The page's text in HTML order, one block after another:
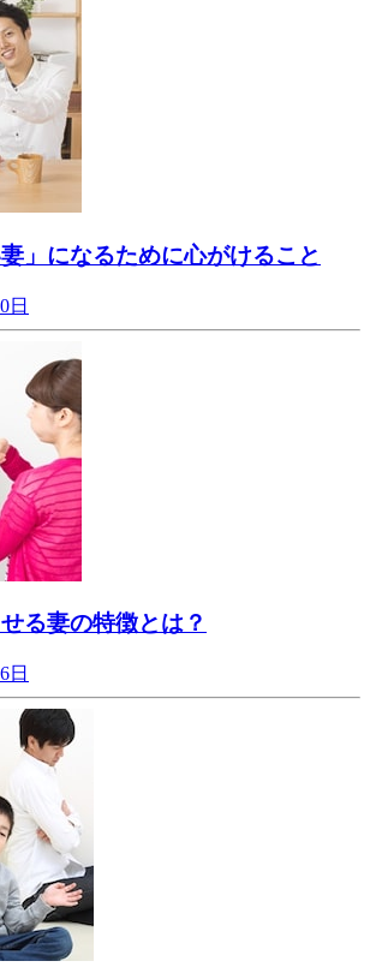
妻」になるために心がけること
日
る妻の特徴とは？
日